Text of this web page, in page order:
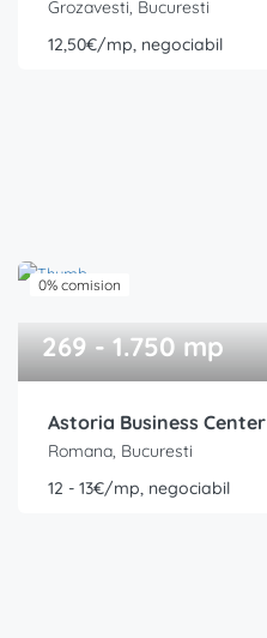
Grozavesti, Bucuresti
12,50€/mp, negociabil
0% comision
269 - 1.750 mp
Astoria Business Center
Romana, Bucuresti
12 - 13€/mp, negociabil